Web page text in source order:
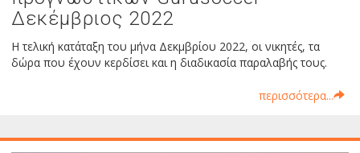
Δεκέμβριος 2022
Η τελική κατάταξη του μήνα Δεκμβρίου 2022, οι νικητές, τα
δώρα που έχουν κερδίσει και η διαδικασία παραλαβής τους.
περισσότερα...